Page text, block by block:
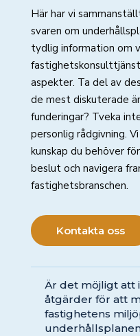
Här har vi
svaren om
tydlig information om
aspekter. Ta del av
de mest diskuterade
funderingar? Tveka
personlig rådgivning.
kunskap du behöver
beslut och navigera
fastighetsbranschen.
Kontakta oss
Är det möjligt att
åtgärder för att
fastighetens